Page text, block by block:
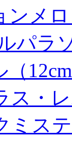
ンメ
パラ
（
ス・
ミス